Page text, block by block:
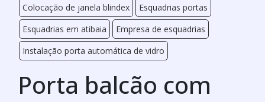
Colocação de janela blindex
Esquadrias portas
Esquadrias em atibaia
Empresa de esquadrias
Instalação porta automática de vidro
Porta balcão com